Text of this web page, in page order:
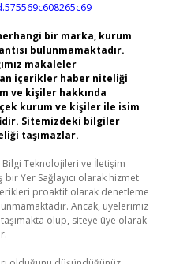
bir marka, kurum
bulunmamaktadır.
makaleler
içerikler haber niteliği
ve kişiler hakkında
kurum ve kişiler ile isim
Sitemizdeki bilgiler
taşımazlar.
Bilgi Teknolojileri ve İletişim
bir Yer Sağlayıcı olarak hizmet
proaktif olarak denetleme
Ancak, üyelerimiz
olup, siteye üye olarak